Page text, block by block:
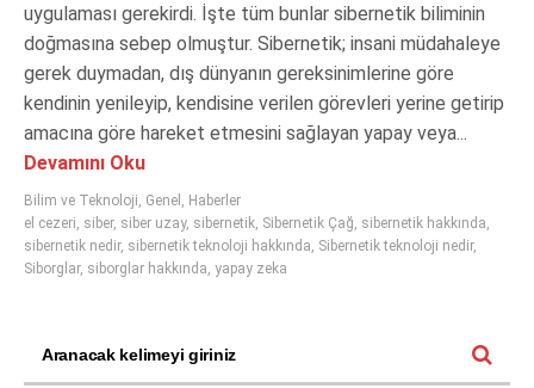
uygulaması gerekirdi. İşte tüm bunlar sibernetik biliminin
doğmasına sebep olmuştur. Sibernetik; insani müdahaleye
gerek duymadan, dış dünyanın gereksinimlerine göre
kendinin yenileyip, kendisine verilen görevleri yerine getirip
amacına göre hareket etmesini sağlayan yapay veya...
Devamını Oku
Bilim ve Teknoloji, Genel , Haberler
el cezeri, siber, siber uzay, sibernetik, Sibernetik Çağ, sibernetik hakkında,
sibernetik nedir, sibernetik teknoloji hakkında, Sibernetik teknoloji nedir,
Siborglar, siborglar hakkında, yapay zeka